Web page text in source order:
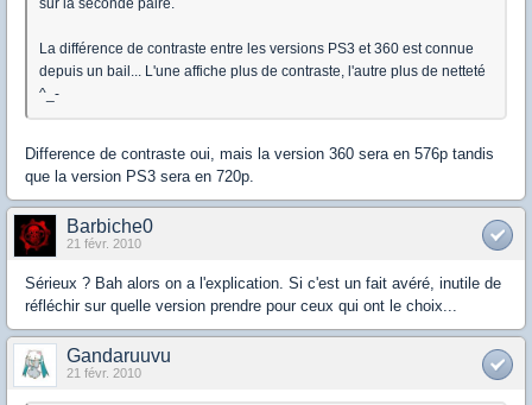
sur la seconde paire.
La différence de contraste entre les versions PS3 et 360 est connue
depuis un bail... L'une affiche plus de contraste, l'autre plus de netteté
^_-
Difference de contraste oui, mais la version 360 sera en 576p tandis
que la version PS3 sera en 720p.
Barbiche0
21 févr. 2010
Sérieux ? Bah alors on a l'explication. Si c'est un fait avéré, inutile de
réfléchir sur quelle version prendre pour ceux qui ont le choix...
Gandaruuvu
21 févr. 2010